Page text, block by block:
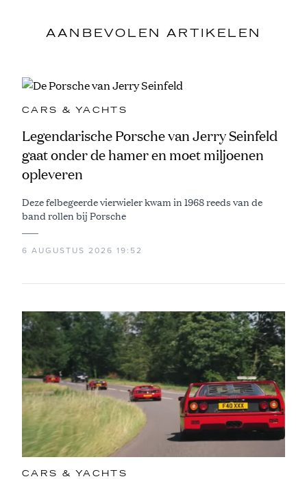
AANBEVOLEN ARTIKELEN
CARS & YACHTS
Legendarische Porsche van Jerry Seinfeld
gaat onder de hamer en moet miljoenen
opleveren
Deze felbegeerde vierwieler kwam in 1968 reeds van de
band rollen bij Porsche
6 AUGUSTUS 2026 19:52
CARS & YACHTS